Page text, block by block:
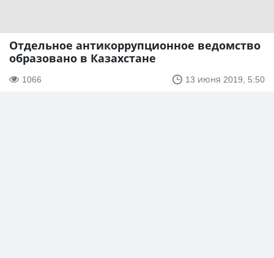
Отдельное антикоррупционное ведомство
образовано в Казахстане
1066 13 июня 2019, 5:50